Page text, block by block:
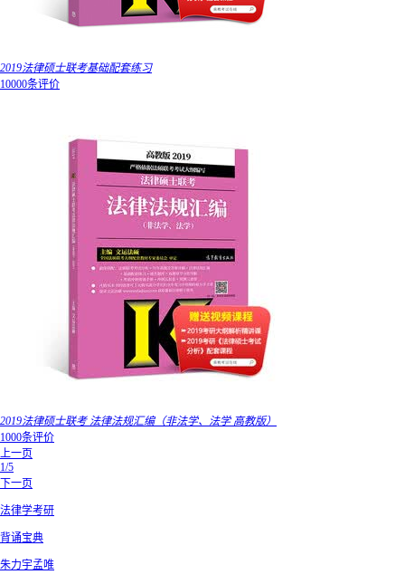
2019法律硕士联考基础配套练习
10000条评价
2019法律硕士联考 法律法规汇编（非法学、法学 高教版）
1000条评价
上一页
1/5
下一页
法律学考研
背诵宝典
朱力宇孟唯